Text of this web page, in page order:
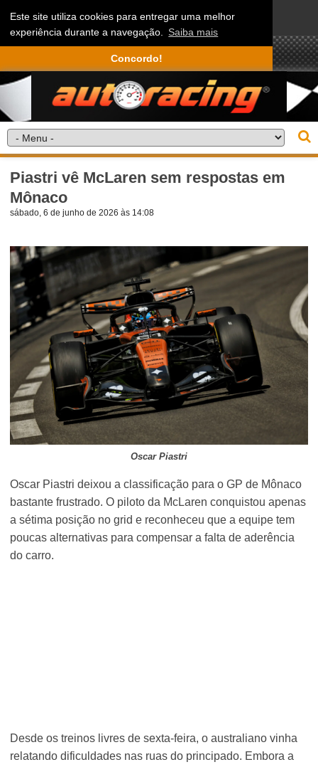
Este site utiliza cookies para entregar uma melhor
experiência durante a navegação. Saiba mais
Concordo!
Piastri vê McLaren sem respostas em
Mônaco
sábado, 6 de junho de 2026 às 14:08
Oscar Piastri
Oscar Piastri deixou a classificação para o GP de Mônaco
bastante frustrado. O piloto da McLaren conquistou apenas
a sétima posição no grid e reconheceu que a equipe tem
poucas alternativas para compensar a falta de aderência
do carro.
Desde os treinos livres de sexta-feira, o australiano vinha
relatando dificuldades nas ruas do principado. Embora a